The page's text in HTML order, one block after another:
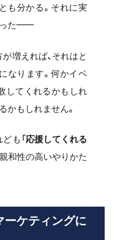
も分かる。それに実
った━━
増えれば、それはと
になります。何かイベ
してくれるかもしれ
かもしれません。
も「応援してくれる
和性の高いやりかた
ーケティングに